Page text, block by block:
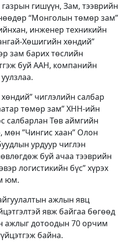
гишүүн, Зам, тээврийн
“Монголын төмөр зам”
инженер техникийн
Хөшигийн хөндий”
зам барих төслийн
буй ААН, компанийн
чиглэлийн салбар
төмөр зам” ХНН-ийн
салбарлан Төв аймгийн
мөн ”Чингис хаан” Олон
урдуур чиглэн
буй ачаа тээврийн
логистикийн бүс” хүрэх
юм.
ажлын явц
явж байгаа бөгөөд
ажлыг дотоодын 70 орчим
байна.